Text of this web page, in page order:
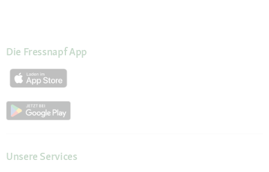
Die Fressnapf App
Unsere Services